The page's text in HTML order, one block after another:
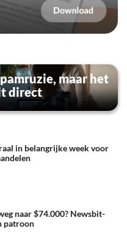
maar het
direct
in belangrijke week voor
naar $74.000? Newsbit-
patroon